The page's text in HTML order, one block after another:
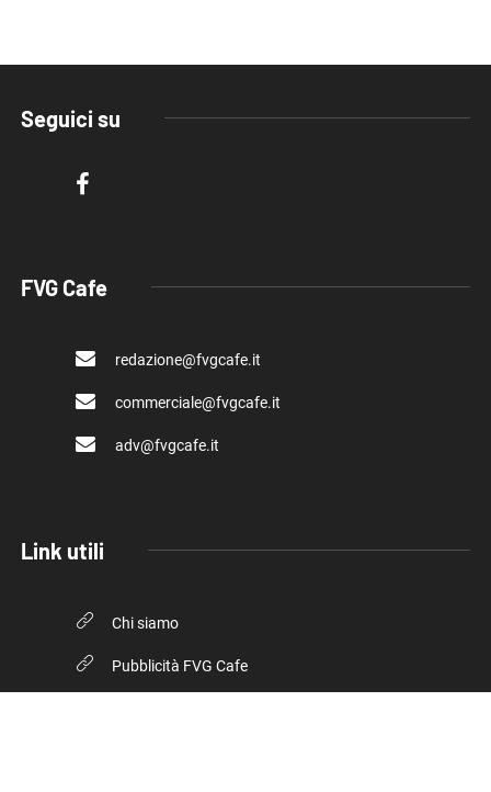
Seguici su
FVG Cafe
redazione@fvgcafe.it
commerciale@fvgcafe.it
adv@fvgcafe.it
Link utili
Chi siamo
Pubblicità FVG Cafe